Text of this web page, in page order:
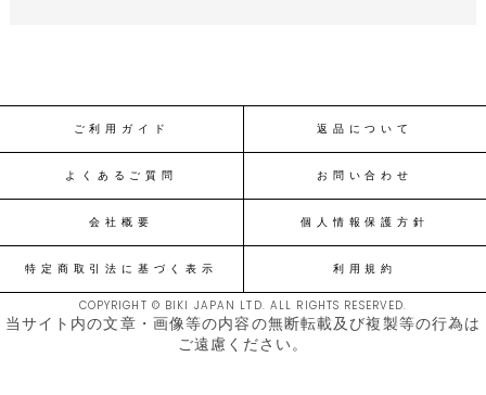
ご利用ガイド 返品について
よくあるご質問 お問い合わせ
会社概要 個人情報保護方針
特定商取引法に基づく表示 利用規約
COPYRIGHT © BIKI JAPAN LTD. ALL RIGHTS RESERVED.
当サイト内の文章・画像等の内容の無断転載及び複製等の行為は
ご遠慮ください。